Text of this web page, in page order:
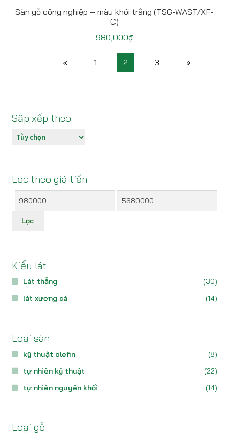
Sàn gỗ công nghiệp – màu khói trắng (TSG-WAST/XF-
C)
980,000₫
« 1 2 3 »
Sắp xếp theo
Lọc theo giá tiền
Giá
Giá
Lọc
Kiểu lát
Lát thẳng
(30)
lát xương cá
(14)
Loại sàn
kỹ thuật olefin
(8)
tự nhiên kỹ thuật
(22)
tự nhiên nguyên khối
(14)
Loại gỗ